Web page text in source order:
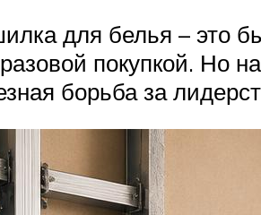
для белья – это
покупкой. Но
борьба за